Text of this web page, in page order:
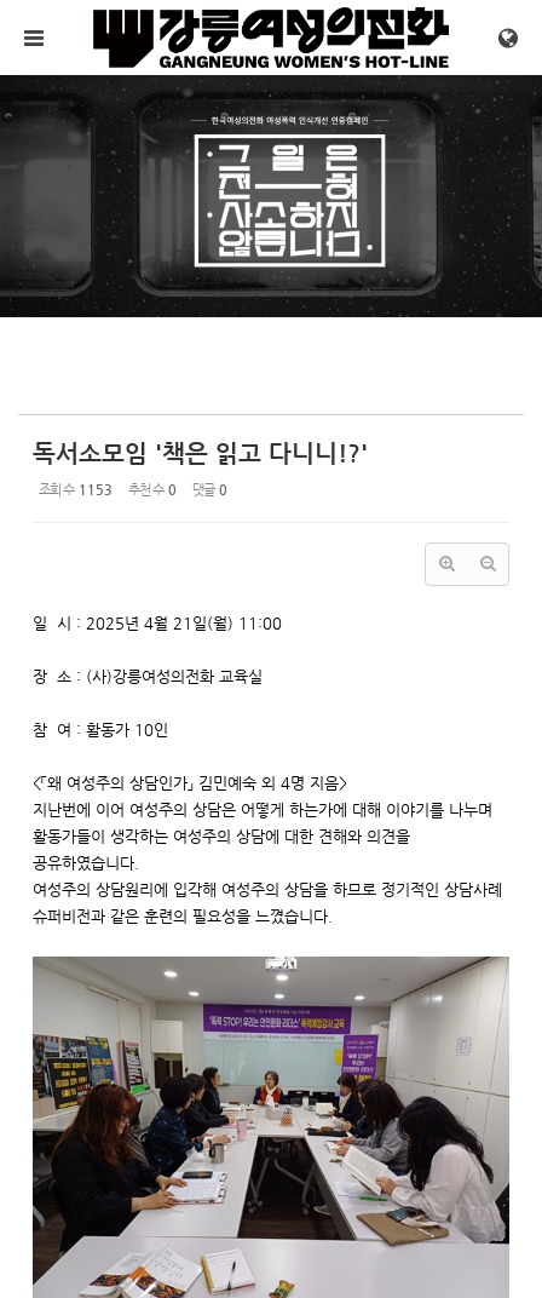
메뉴 건너뛰기
독서소모임 '책은 읽고 다니니!?'
조회 수 1153 추천 수 0 댓글 0
일 시 : 2025년 4월 21일(월) 11:00
장 소 : (사)강릉여성의전화 교육실
참 여 : 활동가 10인
<「왜 여성주의 상담인가」 김민예숙 외 4명 지음>
지난번에 이어 여성주의 상담은 어떻게 하는가에 대해 이야기를 나누며
활동가들이 생각하는 여성주의 상담에 대한 견해와 의견을
공유하였습니다.
여성주의 상담원리에 입각해 여성주의 상담을 하므로 정기적인 상담사례
슈퍼비전과 같은 훈련의 필요성을 느꼈습니다.